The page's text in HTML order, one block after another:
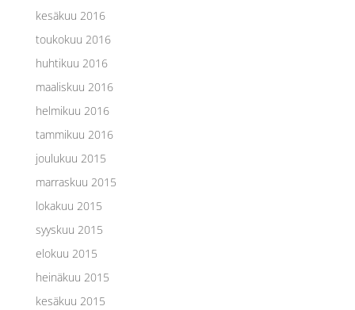
kesäkuu 2016
toukokuu 2016
huhtikuu 2016
maaliskuu 2016
helmikuu 2016
tammikuu 2016
joulukuu 2015
marraskuu 2015
lokakuu 2015
syyskuu 2015
elokuu 2015
heinäkuu 2015
kesäkuu 2015